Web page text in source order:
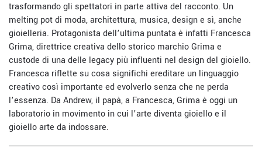
trasformando gli spettatori in parte attiva del racconto. Un
melting pot di moda, architettura, musica, design e sì, anche
gioielleria. Protagonista dell’ultima puntata è infatti Francesca
Grima, direttrice creativa dello storico marchio Grima e
custode di una delle legacy più influenti nel design del gioiello.
Francesca riflette su cosa significhi ereditare un linguaggio
creativo così importante ed evolverlo senza che ne perda
l’essenza. Da Andrew, il papà, a Francesca, Grima è oggi un
laboratorio in movimento in cui l’arte diventa gioiello e il
gioiello arte da indossare.